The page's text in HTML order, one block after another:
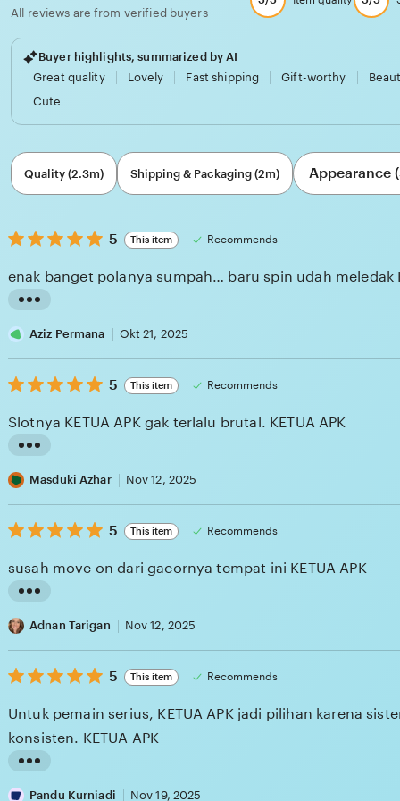
All reviews are from verified buyers
Buyer highlights, summarized by AI
Great quality
Lovely Fast shipping Gift-worthy
Cute
Filter
by
category
Quality (2.3m) Shipping & Packaging (2m) Appearance
5
out
5
stars
5 This item Recommends
i
s
t
n
r
e
v
e
b
y
M
l
i
s
enak banget polanya sumpah… baru spin udah meledak
Aziz Permana Okt 21, 2025
5
out
5
stars
5 This item Recommends
i
s
t
n
r
e
v
e
w
y
Slotnya KETUA APK gak terlalu brutal. KETUA APK
Masduki Azhar Nov 12, 2025
5
out
5
stars
5 This item Recommends
i
s
t
n
g
e
susah move on dari gacornya tempat ini KETUA APK
Adnan Tarigan Nov 12, 2025
5
out
5
stars
5 This item Recommends
i
Untuk pemain serius, KETUA APK jadi pilihan karena
konsisten. KETUA APK
Pandu Kurniadi Nov 19, 2025